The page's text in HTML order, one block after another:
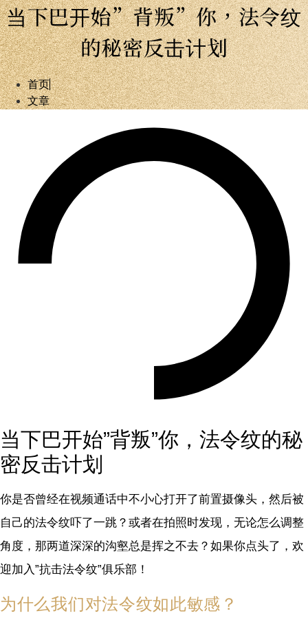
当下巴开始”背叛”你，法令纹
的秘密反击计划
首页
文章
当下巴开始”背叛”你，法令纹的秘
密反击计划
你是否曾经在视频通话中不小心打开了前置摄像头，然后被
自己的法令纹吓了一跳？或者在拍照时发现，无论怎么调整
角度，那两道深深的沟壑总是挥之不去？如果你点头了，欢
迎加入”抗击法令纹”俱乐部！
为什么我们对法令纹如此敏感？